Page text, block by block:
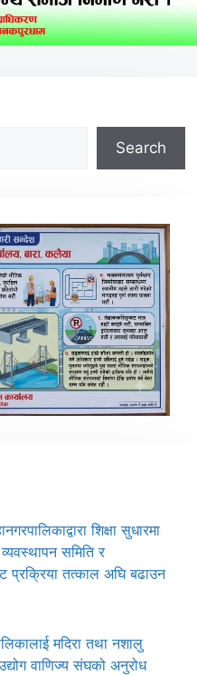
Search
शिक्षा सुधारमा
समिति र
प्रक्रिया तत्काल अघि बढाउन
मदिरा तथा नशालु
वाणिज्य संघको अनुरोध